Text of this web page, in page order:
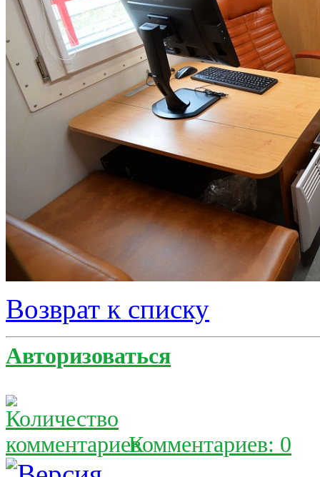
Возврат к списку
Авторизоваться
Комментариев: 0